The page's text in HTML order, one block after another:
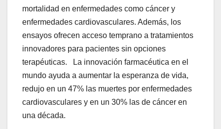
mortalidad en enfermedades como cáncer y
enfermedades cardiovasculares. Además, los
ensayos ofrecen acceso temprano a tratamientos
innovadores para pacientes sin opciones
terapéuticas. La innovación farmacéutica en el
mundo ayuda a aumentar la esperanza de vida,
redujo en un 47% las muertes por enfermedades
cardiovasculares y en un 30% las de cáncer en
una década.